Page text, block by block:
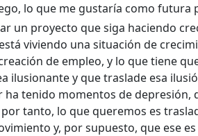
lo que me gustaría como futura
un proyecto que siga haciendo
viviendo una situación de
de empleo, y lo que tiene
ilusionante y que traslade esa
tenido momentos de
tanto, lo que queremos es
y, por supuesto, que ese